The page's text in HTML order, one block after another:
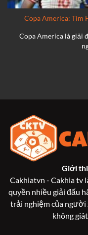
Copa America: Tìm
Copa America là giải
Giới
Cakhiatvn - Cakhia tv
quyền nhiều giải đấu
trải nghiệm của người
không